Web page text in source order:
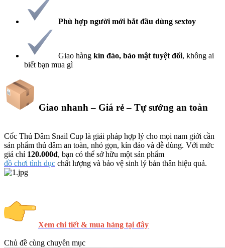
Phù hợp người mới bắt đầu dùng sextoy
Giao hàng kín đáo, bảo mật tuyệt đối, không ai
biết bạn mua gì
Giao nhanh – Giá rẻ – Tự sướng an toàn​
Cốc Thủ Dâm Snail Cup là giải pháp hợp lý cho mọi nam giới cần
sản phẩm thủ dâm an toàn, nhỏ gọn, kín đáo và dễ dùng. Với mức
giá chỉ 120.000đ, bạn có thể sở hữu một sản phẩm
đồ chơi tình dục chất lượng và bảo vệ sinh lý bản thân hiệu quả.
Xem chi tiết & mua hàng tại đây
Chủ đề cùng chuyên mục